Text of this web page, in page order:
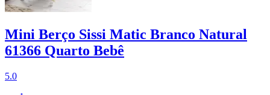
Mini Berço Sissi Matic Branco Natural
61366 Quarto Bebê
5.0